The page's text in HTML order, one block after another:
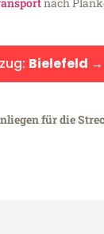
Bielefeld
für die